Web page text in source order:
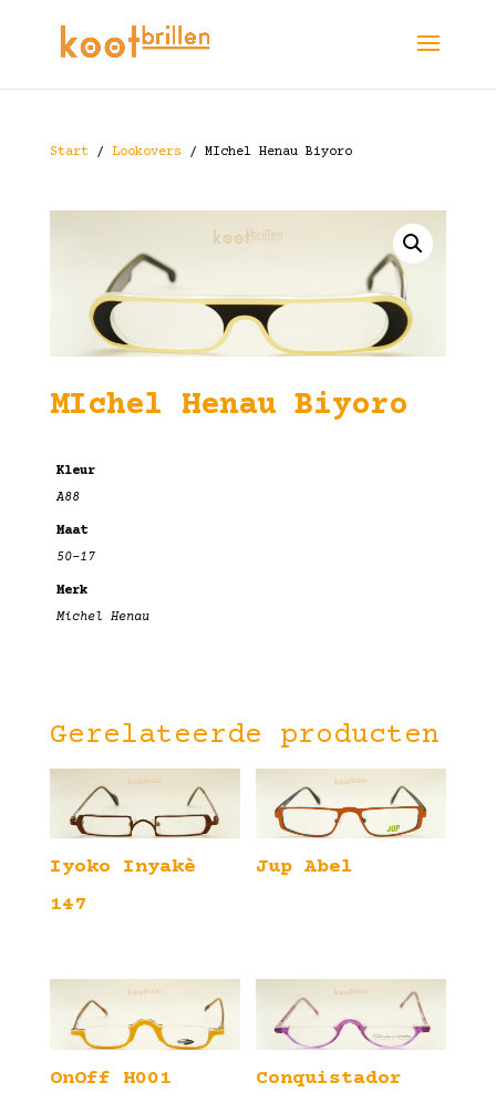
Start/ Lookovers / MIchel Henau Biyoro
MIchel Henau Biyoro
Kleur
A88
Maat
50-17
Merk
Michel Henau
Gerelateerde producten
Iyoko Inyakè
147
Jup Abel
OnOff H001
Conquistador